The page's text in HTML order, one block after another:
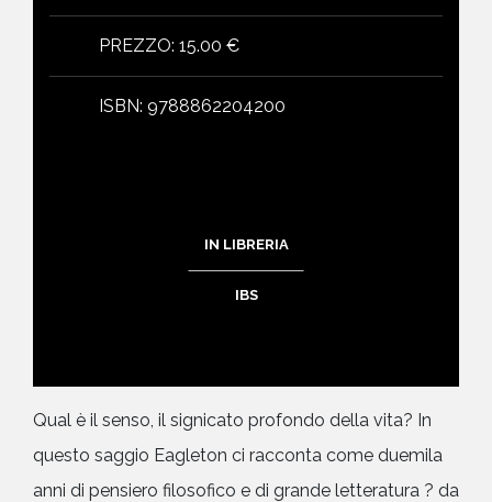
PREZZO: 15.00 €
ISBN: 9788862204200
IN LIBRERIA
IBS
Qual è il senso, il signicato profondo della vita? In
questo saggio Eagleton ci racconta come duemila
anni di pensiero filosofico e di grande letteratura ? da